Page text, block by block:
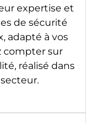
expertise et
de sécurité
adapté à vos
compter sur
réalisé dans